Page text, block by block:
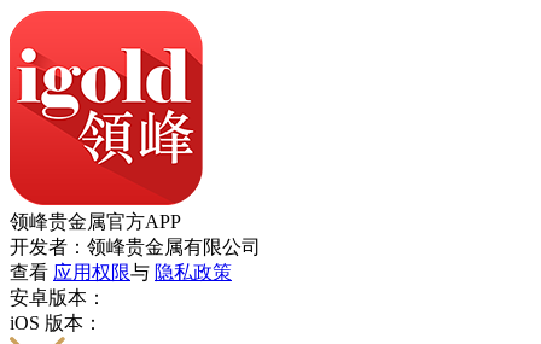
领峰贵金属官方APP
开发者：领峰贵金属有限公司
查看 应用权限与 隐私政策
安卓版本：
iOS 版本：